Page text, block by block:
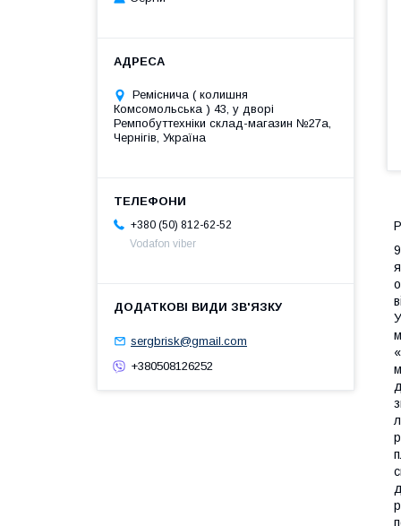
Реміснича ( колишня
Комсомольська ) 43, у дворі
Ремпобуттехніки склад-магазин №27a,
Чернігів, Україна
+380 (50) 812-62-52
Vodafon viber
sergbrisk@gmail.com
+380508126252